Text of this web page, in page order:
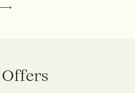
Offers